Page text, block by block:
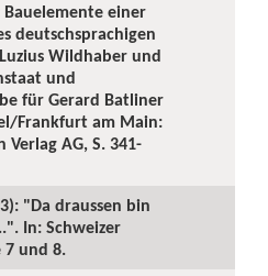
einer
deutschsprachigen
Wildhaber und
und
für Gerard Batliner
Frankfurt am Main:
AG, S. 341-
"Da draussen bin
In: Schweizer
7 und 8.